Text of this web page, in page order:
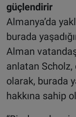
güçlendirir
Almanya’da
burada
Alman
anlatan
olarak, burada
hakkına sahip